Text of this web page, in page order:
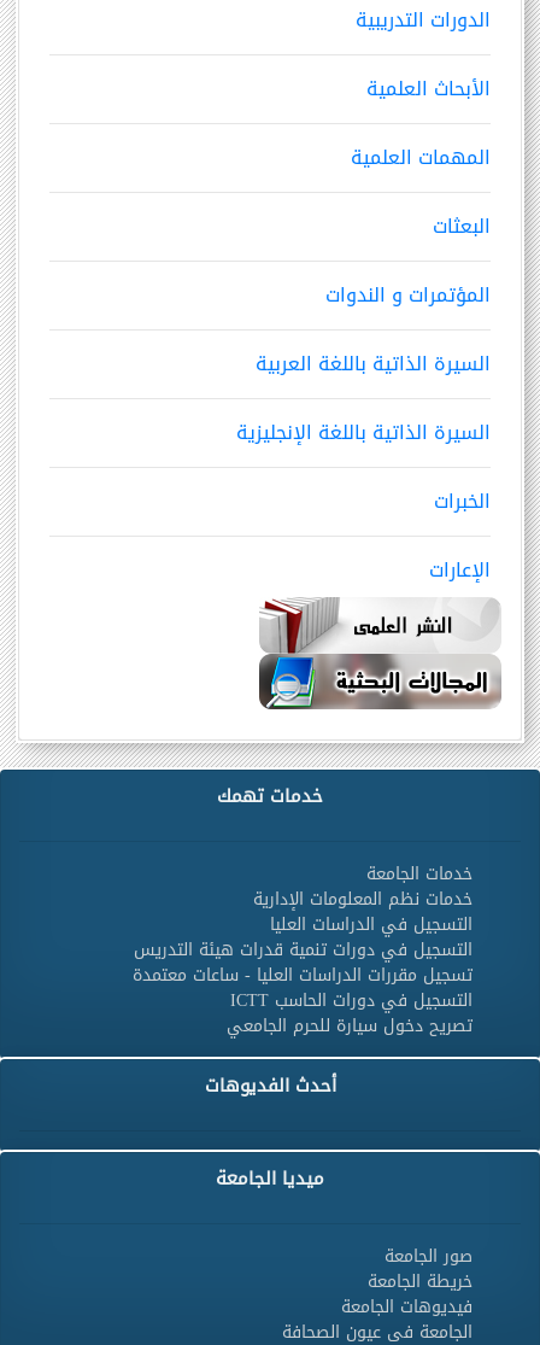
الدورات التدريبية
الأبحاث العلمية
المهمات العلمية
البعثات
المؤتمرات و الندوات
السيرة الذاتية باللغة العربية
السيرة الذاتية باللغة الإنجليزية
الخبرات
الإعارات
خدمات تهمك
خدمات الجامعة
خدمات نظم المعلومات الإدارية
التسجيل في الدراسات العليا
التسجيل في دورات تنمية قدرات هيئة التدريس
تسجيل مقررات الدراسات العليا - ساعات معتمدة
التسجيل في دورات الحاسب ICTT
تصريح دخول سيارة للحرم الجامعي
أحدث الفديوهات
ميديا الجامعة
صور الجامعة
خريطة الجامعة
فيديوهات الجامعة
الجامعة فى عيون الصحافة